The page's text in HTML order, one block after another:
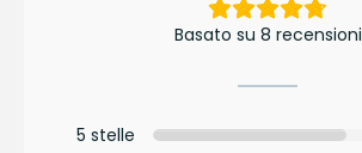
Basato su 8 recensioni
5 stelle